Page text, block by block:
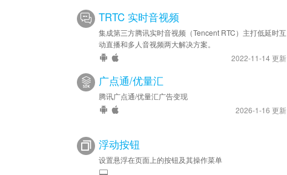
TRTC 实时音视频
集成第三方腾讯实时音视频（Tencent RTC）主打低延时互
动直播和多人音视频两大解决方案。
2022-11-14 更新
广点通/优量汇
腾讯广点通/优量汇广告变现
2026-1-16 更新
浮动按钮
设置悬浮在页面上的按钮及其操作菜单